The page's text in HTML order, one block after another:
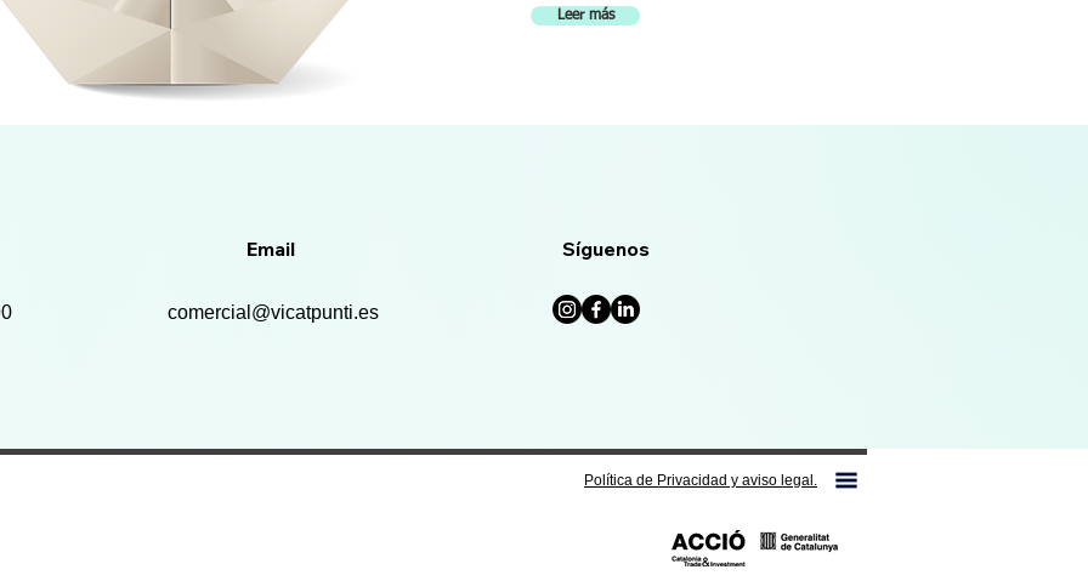
Leer más
Email
comercial@vicatpunti.es
Síguenos
Política de Privacidad y aviso legal.